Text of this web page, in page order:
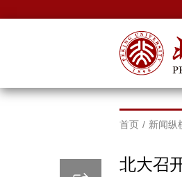
首页 / 新闻纵
北大召